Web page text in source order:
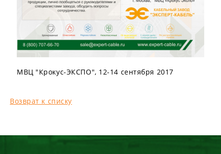
МВЦ "Крокус-ЭКСПО", 12-14 сентября 2017
Возврат к списку